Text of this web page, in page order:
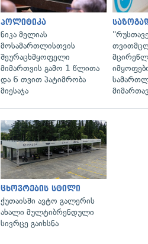
პოლიტიკა
ნიკა მელიას
მოსამართლისთვის
შეურაცხმყოფელი
მიმართვის გამო 1 წლითა
და 6 თვით პატიმრობა
მიესაჯა
ცხოვრების სტილი
ქუთაისში ავტო გალერის
ახალი მულტიბრენდული
სივრცე გაიხსნა